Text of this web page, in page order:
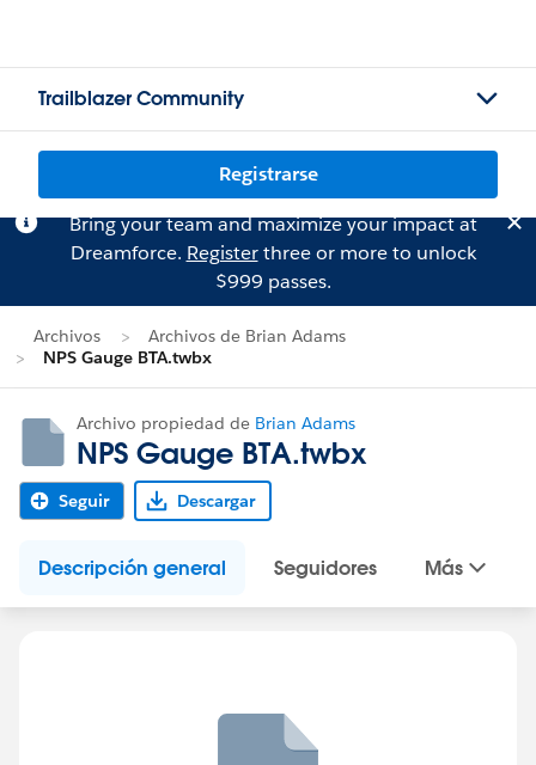
Trailblazer Community
Registrarse
Bring your team and maximize your impact at
Dreamforce. Registerthree or more to unlock
$999 passes.
Archivos
Archivos de Brian Adams
NPS Gauge BTA.twbx
Archivo propiedad de Brian Adams
NPS Gauge BTA.twbx
Seguir Descargar
Descripción general Seguidores Más